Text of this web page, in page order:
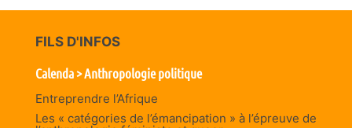
FILS D'INFOS
Calenda > Anthropologie politique
Entreprendre l’Afrique
Les « catégories de l’émancipation » à l’épreuve de